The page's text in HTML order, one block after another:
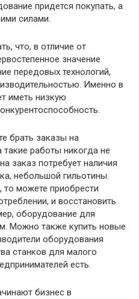
придется покупать, а
силами.
что, в отличие от
значение
передовых технологий,
Именно в
иметь низкую
брать заказы на
работы никогда не
заказ потребует наличия
небольшой гильотины.
то можете приобрести
и восстановить
оборудование для
Можно также купить новые
оборудования
станков для малого
есть.
бизнес в